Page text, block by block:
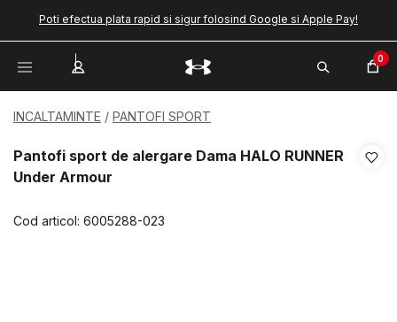
Poti efectua plata rapid si sigur folosind Google si Apple Pay!
0
INCALTAMINTE PANTOFI SPORT
Pantofi sport de alergare Dama HALO RUNNER
Under Armour
Cod articol: 6005288-023